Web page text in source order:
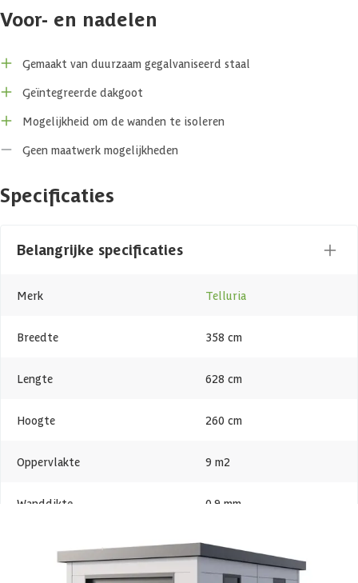
extra binnenwand pakket. Je creëert hiermee een tussenruimte van 8
tussenruimte is ook handig om eventuele nutsvoorzieningen, zoals
ontstaat er een fijne plek om je spullen op te slaan of om een
dit tegelijk met de montage van het gehele tuinhuis moet gebeuren
Telluria producten zijn gemaakt van hoogwaardig gegalvaniseerd
staal met een dikte van 0,9 mm. Door de beschermende zinklaag is
jarenlang meegaat met minimaal onderhoud. Bovendien zijn alle
geleverd. Je kunt deze makkelijk zelf in elkaar zetten. Alle
de juiste bevestigingsmaterialen en een duidelijke
hulp om je te helpen, zodat de opbouw sneller en efficiënter gaat.
onze opbouwservice dit voor je verzorgen. Kijk bij ‘Product zelf
samenstellen’ om deze optie toe te voegen aan je bestelling.
Voor- en nadelen
Gemaakt van duurzaam gegalvaniseerd staal
Geïntegreerde dakgoot
Mogelijkheid om de wanden te isoleren
Geen maatwerk mogelijkheden
Specificaties
Belangrijke specificaties
Merk Telluria
Breedte 358 cm
Lengte 628 cm
Hoogte 260 cm
Oppervlakte 9 m2
Wanddikte 0.9 mm
Plat